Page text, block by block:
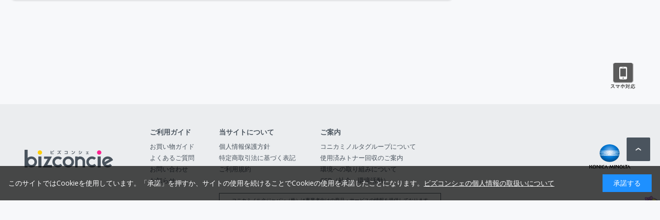
ご利用ガイド
お買い物ガイド
よくあるご質問
お問い合わせ
お知らせ
当サイトについて
個人情報保護方針
特定商取引法に基づく表記
ご利用規約
ご案内
コニカミノルタグループについて
使用済みトナー回収のご案内
環境への取り組みについて
CSR（社会・環境活動）
コニカミノルタジャパン（株）は事業者向けの商品・サービスの情報を提供しております
このサイトではCookieを使用しています。「承諾」を押すか、サイトの使用を続けることでCookieの使用を承諾したことになります。 ビズコンシェの個人情報の取扱いについて 承諾する